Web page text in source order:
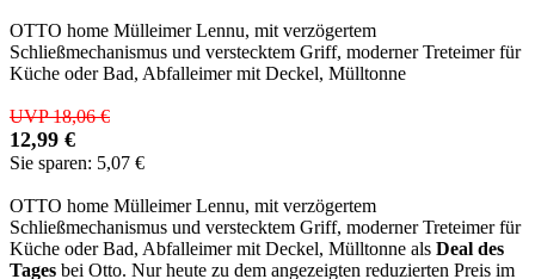
OTTO home Mülleimer Lennu, mit verzögertem
Schließmechanismus und verstecktem Griff, moderner Treteimer für
Küche oder Bad, Abfalleimer mit Deckel, Mülltonne
UVP 18,06 €
12,99 €
Sie sparen: 5,07 €
OTTO home Mülleimer Lennu, mit verzögertem
Schließmechanismus und verstecktem Griff, moderner Treteimer für
Küche oder Bad, Abfalleimer mit Deckel, Mülltonne als Deal des
Tages bei Otto. Nur heute zu dem angezeigten reduzierten Preis im